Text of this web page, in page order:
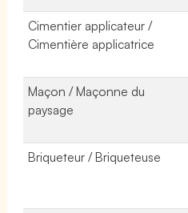
Cimentier applicateur /
Cimentière applicatrice
Maçon / Maçonne du
paysage
Briqueteur / Briqueteuse